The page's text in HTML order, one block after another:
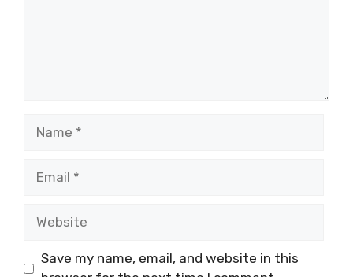
Save my name, email, and website in this